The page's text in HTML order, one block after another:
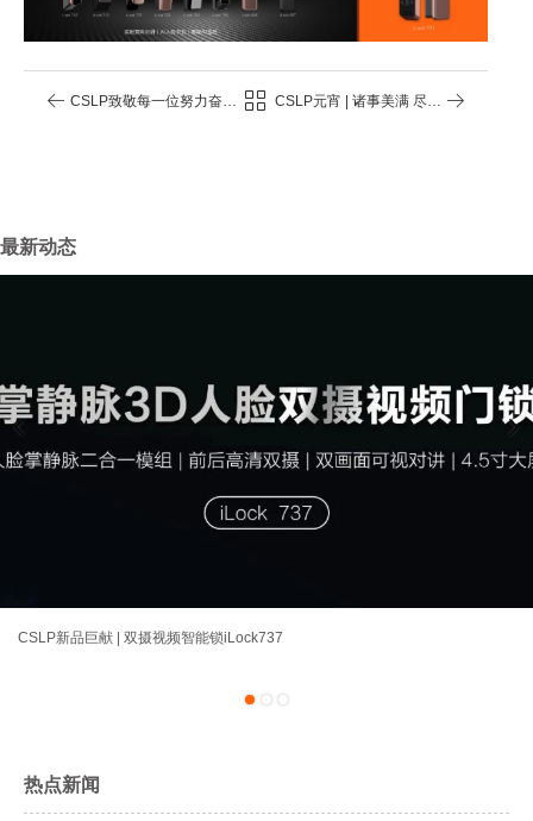
CSLP致敬每一位努力奋斗 CSLP元宵 | 诸事美满 尽享
最新动态
CSLP新品巨献 | 双摄视频智能锁iLock737
热点新闻